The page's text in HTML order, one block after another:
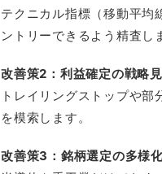
テクニカル指標（移動平均
ントリーできるよう精査し
改善策2：利益確定の戦略
トレイリングストップや
を模索します。
改善策3：銘柄選定の多様